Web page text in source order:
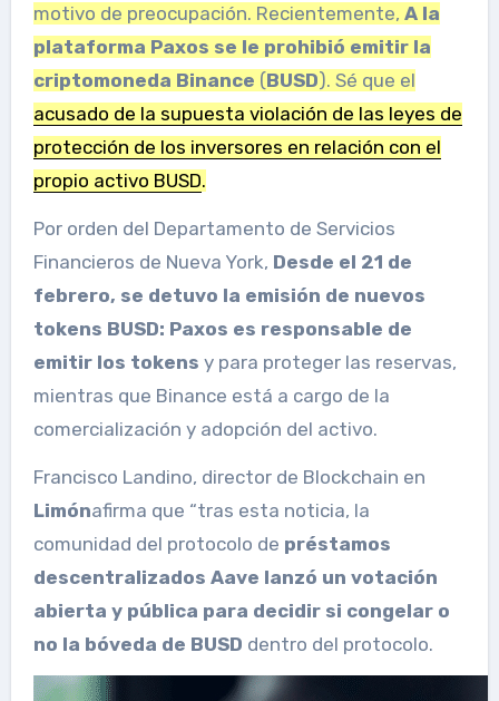
motivo de preocupación. Recientemente, A la
plataforma Paxos se le prohibió emitir la
criptomoneda Binance (BUSD). Sé que el
acusado de la supuesta violación de las leyes de
protección de los inversores en relación con el
propio activo BUSD.
Por orden del Departamento de Servicios
Financieros de Nueva York, Desde el 21 de
febrero, se detuvo la emisión de nuevos
tokens BUSD: Paxos es responsable de
emitir los tokens y para proteger las reservas,
mientras que Binance está a cargo de la
comercialización y adopción del activo.
Francisco Landino, director de Blockchain en
Limónafirma que “tras esta noticia, la
comunidad del protocolo de préstamos
descentralizados Aave lanzó un votación
abierta y pública para decidir si congelar o
no la bóveda de BUSD dentro del protocolo.